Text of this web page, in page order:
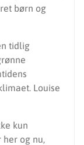
børn og
tidlig
Louise
kun
her og nu,